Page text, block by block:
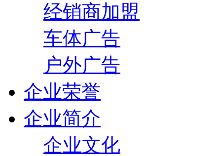
经销商加盟
车体广告
户外广告
企业荣誉
企业简介
企业文化